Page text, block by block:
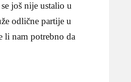
još nije ustalio u
odlične partije u
li nam potrebno da